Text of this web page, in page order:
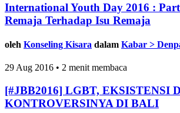
International Youth Day 2016 :
Remaja Terhadap Isu Remaja
oleh Konseling Kisara dalam Kabar >
29 Aug 2016 • 2 menit membaca
[#JBB2016] LGBT, EKSISTENSI
KONTROVERSINYA DI BALI